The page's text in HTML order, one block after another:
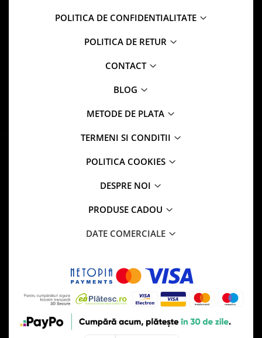
POLITICA DE CONFIDENTIALITATE
POLITICA DE RETUR
CONTACT
BLOG
METODE DE PLATA
TERMENI SI CONDITII
POLITICA COOKIES
DESPRE NOI
PRODUSE CADOU
DATE COMERCIALE